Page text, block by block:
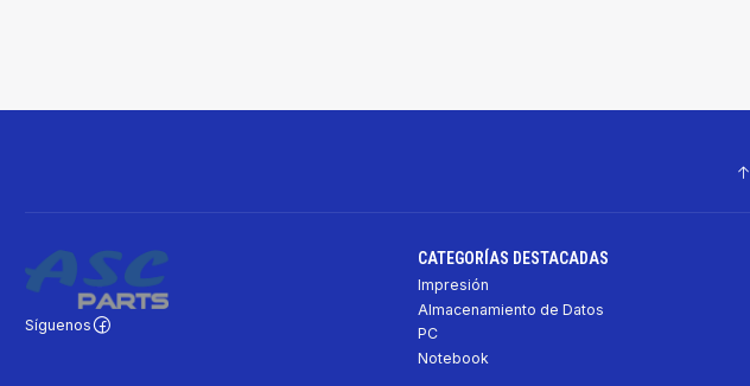
Síguenos
CATEGORÍAS DESTACADAS
Impresión
Almacenamiento de Datos
PC
Notebook